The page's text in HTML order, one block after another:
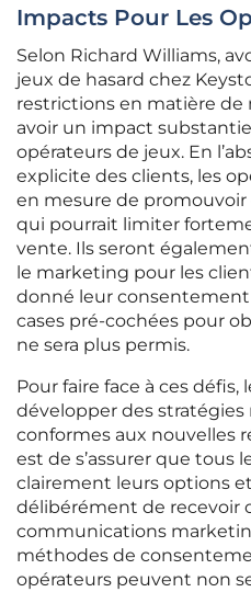
Impacts Pour Les
Selon Richard Williams,
jeux de hasard chez
restrictions en matière
avoir un impact
opérateurs de jeux. En
explicite des clients, les
en mesure de promouvoir
qui pourrait limiter
vente. Ils seront
le marketing pour les
donné leur
cases pré-cochées pour
ne sera plus permis.
Pour faire face à ces
développer des
conformes aux nouvelles
est de s’assurer que tous
clairement leurs options
délibérément de recevoir
communications
méthodes de
opérateurs peuvent non